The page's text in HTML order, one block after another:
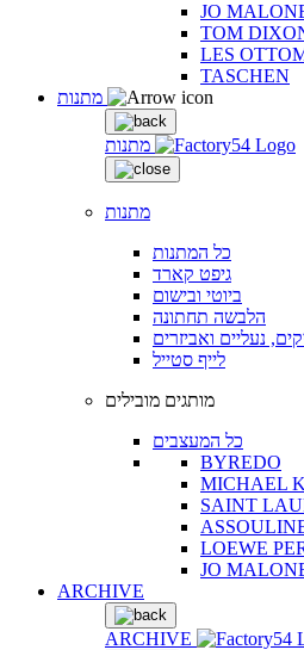
JO
TOM
LES
TASCHEN
מתנות
מתנות
כל המתנות
גיפט קארד
ביוטי ובישום
הלבשה תחתונה
נעליים ואביזרים
לייף סטייל
מותגים מובילים
כל המעצבים
BYREDO
MICHAEL
SAINT
LOEWE
JO
ARCHIVE
ARCHIVE